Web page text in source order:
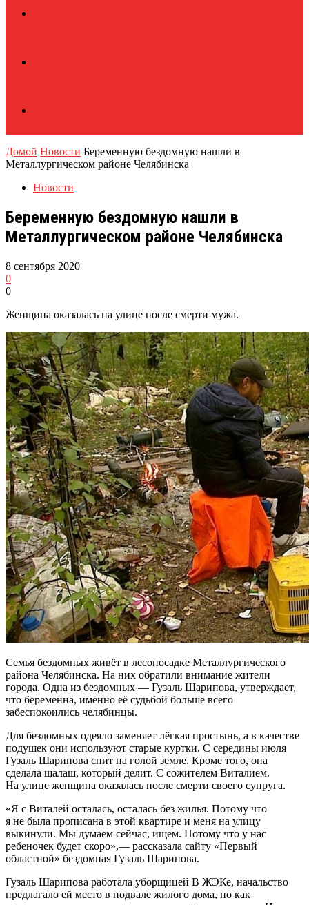
Домой Новости Беременную бездомную нашли в
Металлургическом районе Челябинска
Новости
Беременную бездомную нашли в
Металлургическом районе Челябинска
8 сентября 2020
0
0
Женщина оказалась на улице после смерти мужа.
Семья бездомных живёт в лесопосадке Металлургического
района Челябинска. На них обратили внимание жители
города. Одна из бездомных — Гузаль Шарипова, утверждает,
что беременна, именно её судьбой больше всего
забеспокоились челябинцы.
Для бездомных одеяло заменяет лёгкая простынь, а в качестве
подушек они используют старые куртки. С середины июля
Гузаль Шарипова спит на голой земле. Кроме того, она
сделала шалаш, который делит. С сожителем Виталием.
На улице женщина оказалась после смерти своего супруга.
«Я с Виталей осталась, осталась без жилья. Потому что
я не была прописана в этой квартире и меня на улицу
выкинули. Мы думаем сейчас, ищем. Потому что у нас
ребеночек будет скоро»,— рассказала сайту «Первый
областной» бездомная Гузаль Шарипова.
Гузаль Шарипова работала уборщицей В ЖЭКе, начальство
предлагало ей место в подвале жилого дома, но как